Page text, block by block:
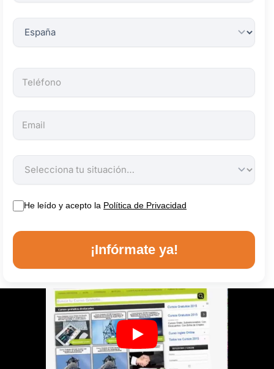
He leído y acepto la Política de Privacidad
¡Infórmate ya!